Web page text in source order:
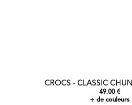
CROCS - CLASSIC
49.00 €
+ de couleurs